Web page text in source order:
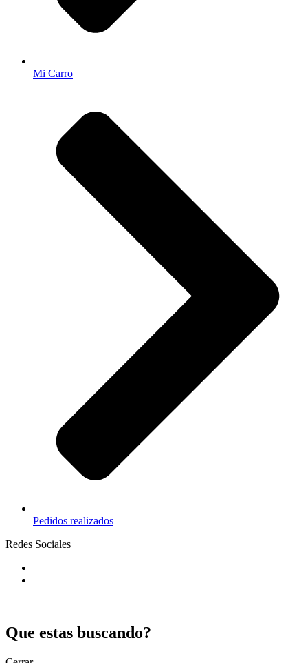
Mi Carro
Pedidos realizados
Redes Sociales
Que estas buscando?